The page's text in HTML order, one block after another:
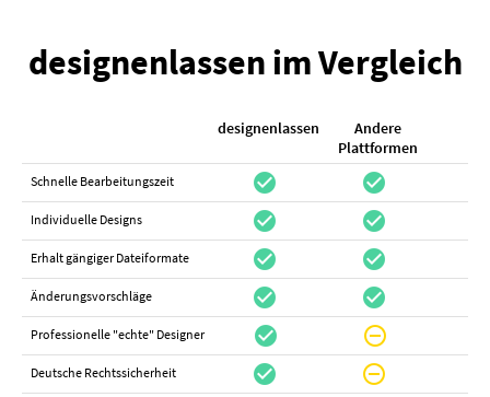
designenlassen im Vergleich
designenlassen
Andere
Plattformen
Schnelle Bearbeitungszeit check_circle check_circle
Individuelle Designs check_circle check_circle
Erhalt gängiger Dateiformate check_circle check_circle
Änderungsvorschläge check_circle check_circle
Professionelle "echte" Designer check_circle do_not_disturb_on
Deutsche Rechtssicherheit check_circle do_not_disturb_on